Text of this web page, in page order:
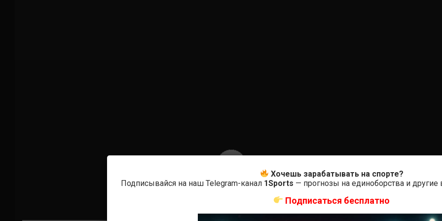
Оцените
Хочешь зарабатывать на спорте?
Подписывайся на наш Telegram-канал 1Sports — прогнозы на единоборства и
Подписаться бесплатно